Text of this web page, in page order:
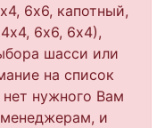
6х6, капотный,
6х6, 6х4),
шасси или
на список
нужного Вам
и